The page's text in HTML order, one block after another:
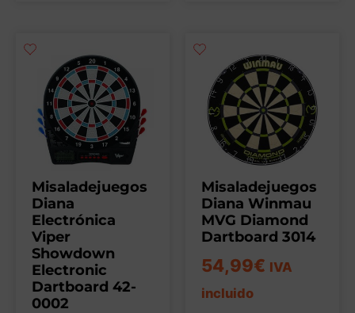
Misaladejuegos
Diana
Electrónica
Viper
Showdown
Electronic
Dartboard 42-
0002
Misaladejuegos
Diana Winmau
MVG Diamond
Dartboard 3014
54,99€ IVA
incluido